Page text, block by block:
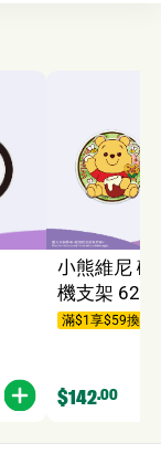
小熊維尼 磁
機支架 6229
滿$1享$59換購
$142.00